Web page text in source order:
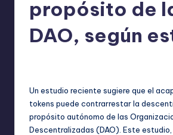
propósito de
DAO, según
Un estudio reciente sugiere que el
tokens puede contrarrestar la
propósito autónomo de las
Descentralizadas (DAO). Este